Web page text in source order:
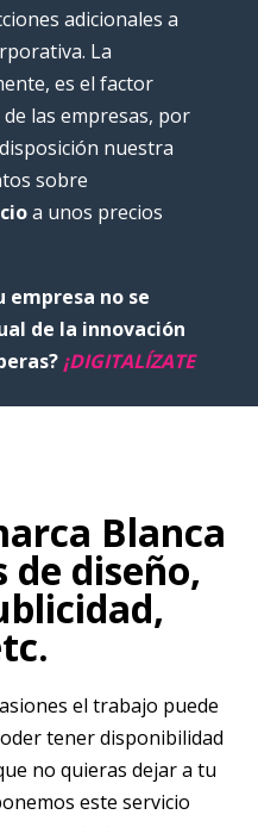
adicionales a
La
es el factor
las empresas, por
nuestra
sobre
a unos precios
empresa no se
de la innovación
¡DIGITALÍZATE
Blanca
de diseño,
el trabajo puede
tener disponibilidad
no quieras dejar a tu
este servicio